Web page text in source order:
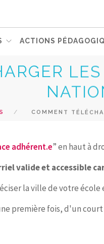
ACTIONS
COMMENT
adhérent.e” en haut à
valide et accessible
la ville de votre
première fois, d'un